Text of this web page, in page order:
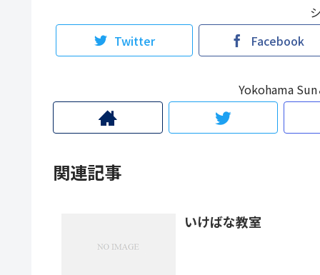
Twitter
Facebook
Yokohama
関連記事
いけばな教室